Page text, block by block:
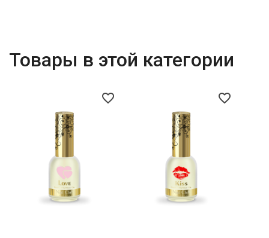
Товары в этой категории
favorite_border favorite_border